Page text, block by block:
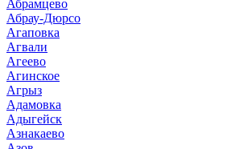
Абрамцево
Абрау-Дюрсо
Агаповка
Агвали
Агеево
Агинское
Агрыз
Адамовка
Адыгейск
Азнакаево